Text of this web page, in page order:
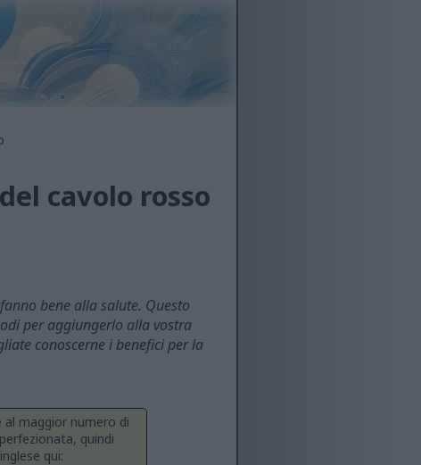
cavolo rosso
bene alla salute. Questo
per aggiungerlo alla vostra
conoscerne i benefici per la
maggior numero di
quindi
qui: